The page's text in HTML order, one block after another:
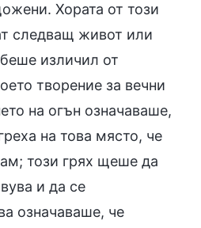
Хората от този
следващ живот или
изличил от
творение за вечни
на огън означаваше,
на това място, че
този грях щеше да
и да се
означаваше, че